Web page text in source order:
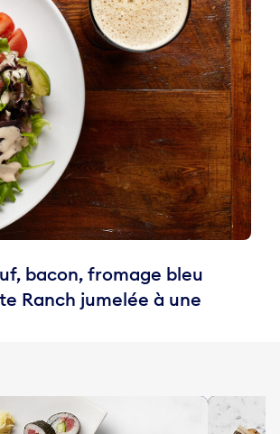
bacon, fromage bleu
Ranch jumelée à une